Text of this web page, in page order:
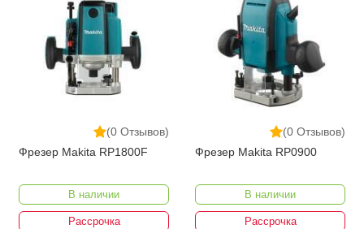
(0 Отзывов)
Фрезер Makita RP1800F
В наличии
Рассрочка
(0 Отзывов)
Фрезер Makita RP0900
В наличии
Рассрочка